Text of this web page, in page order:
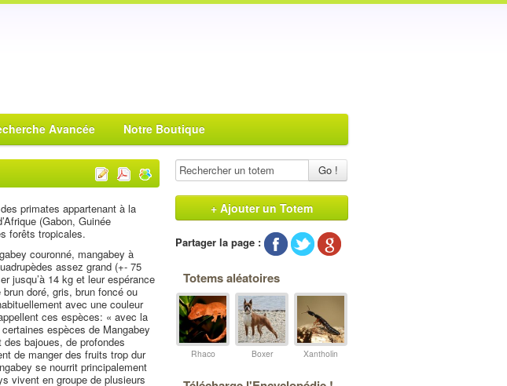
Avancée Notre Boutique
primates appartenant à la
(Gabon, Guinée
forêts tropicales.
couronné, mangabey à
assez grand (+- 75
jusqu’à 14 kg et leur espérance
doré, gris, brun foncé ou
avec une couleur
ces espèces: « avec la
espèces de Mangabey
bajoues, de profondes
de manger des fruits trop dur
se nourrit principalement
vivent en groupe de plusieurs
Go !
+ Ajouter un Totem
Partager la page :
Totems aléatoires
Rhaco Boxer Xantholin